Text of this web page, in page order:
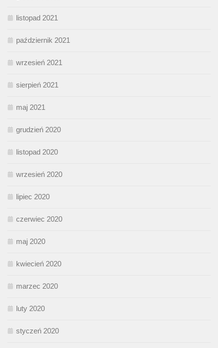
listopad 2021
październik 2021
wrzesień 2021
sierpień 2021
maj 2021
grudzień 2020
listopad 2020
wrzesień 2020
lipiec 2020
czerwiec 2020
maj 2020
kwiecień 2020
marzec 2020
luty 2020
styczeń 2020